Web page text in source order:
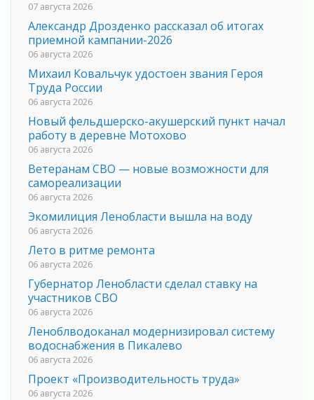
07 августа 2026
Александр Дрозденко рассказал об итогах
приемной кампании-2026
06 августа 2026
Михаил Ковальчук удостоен звания Героя
Труда России
06 августа 2026
Новый фельдшерско-акушерский пункт начал
работу в деревне Мотохово
06 августа 2026
Ветеранам СВО — новые возможности для
самореализации
06 августа 2026
Экомилиция Ленобласти вышла на воду
06 августа 2026
Лето в ритме ремонта
06 августа 2026
Губернатор Ленобласти сделал ставку на
участников СВО
06 августа 2026
Леноблводоканал модернизировал систему
водоснабжения в Пикалево
06 августа 2026
Проект «Производительность труда»
06 августа 2026